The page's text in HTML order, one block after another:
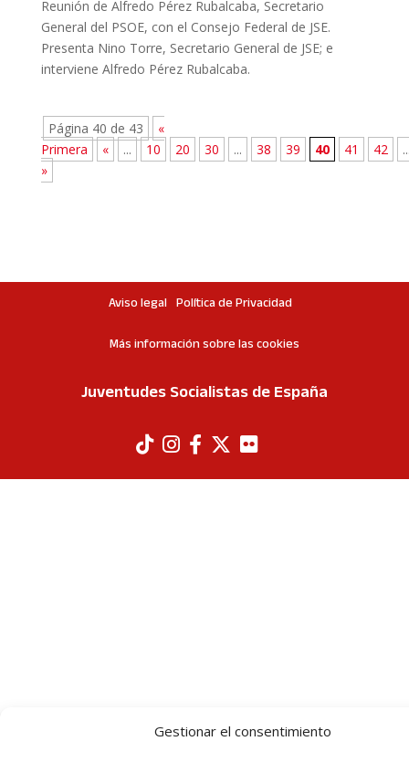
Gestionar el consentimiento
Reunión de Alfredo Pérez Rubalcaba, Secretario
General del PSOE, con el Consejo Federal de JSE.
Presenta Nino Torre, Secretario General de JSE; e
interviene Alfredo Pérez Rubalcaba.
Página 40 de 43
«
Primera
« ... 10 20 30 ... 38 39 40 41 42
»
Aviso legal Política de Privacidad
Más información sobre las cookies
Juventudes Socialistas de España